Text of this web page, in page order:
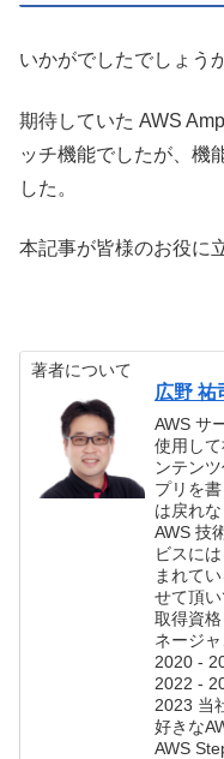
いかがでしたでしょう
期待していた AWS
ッチ機能でしたが、機
した。
本記事が皆様のお役に
著者について
広野 祐
AWS サ
使用し
ンテン
プリを
は戻れ
AWS 技
ビスに
まれて
せて頂い
取得資
ネージ
2020 -
2022 -
2023 当
好きな
AWS